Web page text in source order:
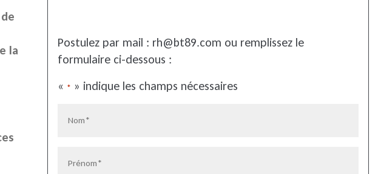
la
Postulez par mail : rh@bt89.com ou remplissez le
formulaire ci-dessous :
« * » indique les champs nécessaires